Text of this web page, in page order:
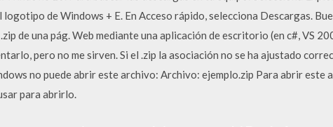
de Windows + E. En Acceso rápido, selecciona Descargas.
de una pág. Web mediante una aplicación de escritorio (en c#, VS
pero no me sirven. Si el .zip la asociación no se ha ajustado
no puede abrir este archivo: Archivo: ejemplo.zip Para abrir este
para abrirlo.